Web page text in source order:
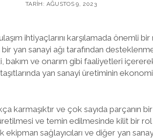
TARIH: AĞUSTOS 9, 2023
ihtiyaçlarını karşılamada önemli
yan sanayi ağı tarafından
bakım ve onarım gibi faaliyetleri
yan sanayi üretiminin
karmaşıktır ve çok sayıda parçanın
ve temin edilmesinde kilit bir
sağlayıcıları ve diğer yan